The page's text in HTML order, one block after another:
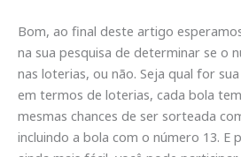
Bom, ao final deste artigo
na sua pesquisa de determinar se o
nas loterias, ou não. Seja qual for
em termos de loterias, cada bola
mesmas chances de ser sorteada
incluindo a bola com o número 13. E